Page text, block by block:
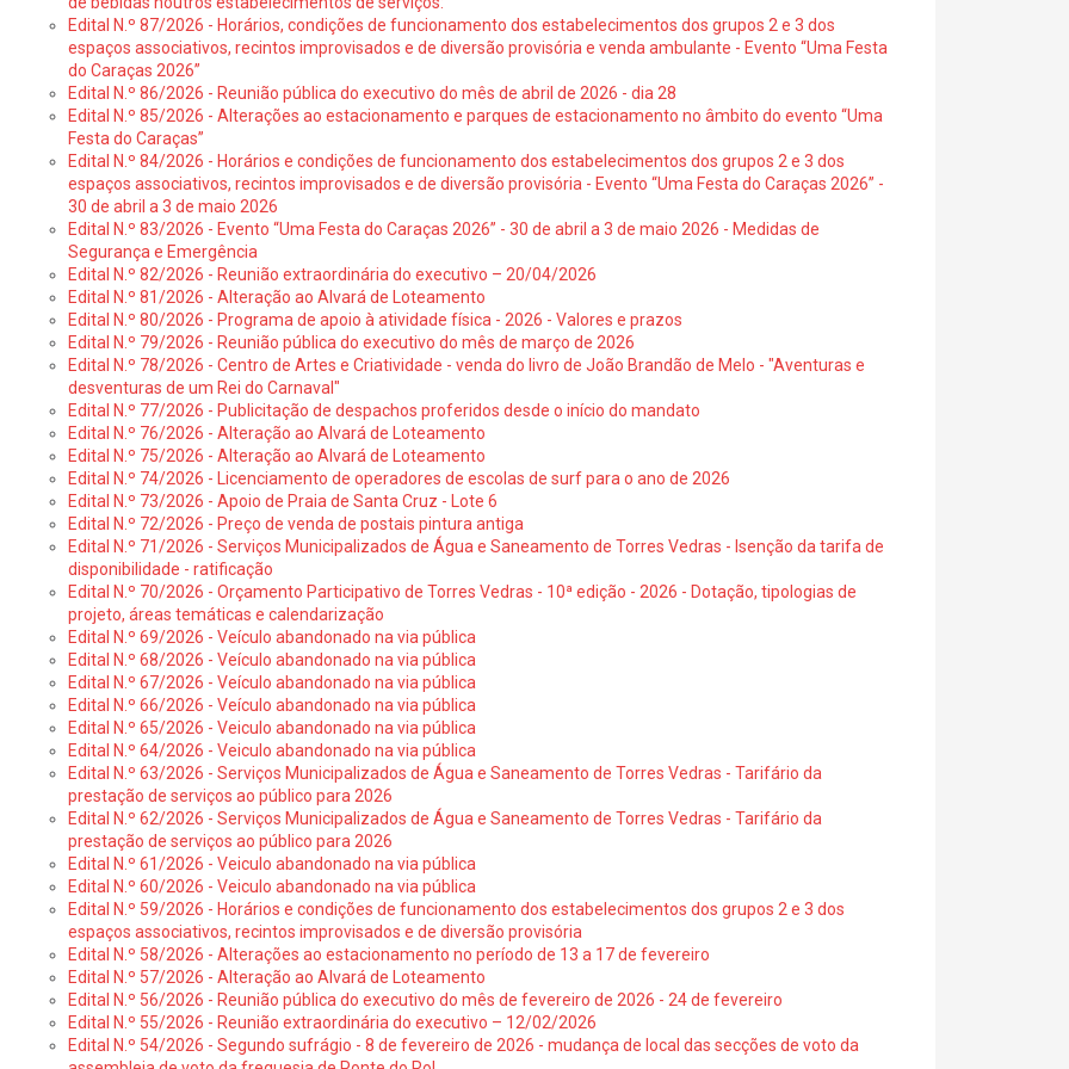
Edital N.º 87/2026 - Horários, condições de funcionamento dos estabelecimentos dos grupos 2 e 3 dos
espaços associativos, recintos improvisados e de diversão provisória e venda ambulante - Evento “Uma Festa
do Caraças 2026”
Edital N.º 86/2026 - Reunião pública do executivo do mês de abril de 2026 - dia 28
Edital N.º 85/2026 - Alterações ao estacionamento e parques de estacionamento no âmbito do evento “Uma
Festa do Caraças”
Edital N.º 84/2026 - Horários e condições de funcionamento dos estabelecimentos dos grupos 2 e 3 dos
espaços associativos, recintos improvisados e de diversão provisória - Evento “Uma Festa do Caraças 2026” -
30 de abril a 3 de maio 2026
Edital N.º 83/2026 - Evento “Uma Festa do Caraças 2026” - 30 de abril a 3 de maio 2026 - Medidas de
Segurança e Emergência
Edital N.º 82/2026 - Reunião extraordinária do executivo – 20/04/2026
Edital N.º 81/2026 - Alteração ao Alvará de Loteamento
Edital N.º 80/2026 - Programa de apoio à atividade física - 2026 - Valores e prazos
Edital N.º 79/2026 - Reunião pública do executivo do mês de março de 2026
Edital N.º 78/2026 - Centro de Artes e Criatividade - venda do livro de João Brandão de Melo - "Aventuras e
desventuras de um Rei do Carnaval"
Edital N.º 77/2026 - Publicitação de despachos proferidos desde o início do mandato
Edital N.º 76/2026 - Alteração ao Alvará de Loteamento
Edital N.º 75/2026 - Alteração ao Alvará de Loteamento
Edital N.º 74/2026 - Licenciamento de operadores de escolas de surf para o ano de 2026
Edital N.º 73/2026 - Apoio de Praia de Santa Cruz - Lote 6
Edital N.º 72/2026 - Preço de venda de postais pintura antiga
Edital N.º 71/2026 - Serviços Municipalizados de Água e Saneamento de Torres Vedras - Isenção da tarifa de
disponibilidade - ratificação
Edital N.º 70/2026 - Orçamento Participativo de Torres Vedras - 10ª edição - 2026 - Dotação, tipologias de
projeto, áreas temáticas e calendarização
Edital N.º 69/2026 - Veículo abandonado na via pública
Edital N.º 68/2026 - Veículo abandonado na via pública
Edital N.º 67/2026 - Veículo abandonado na via pública
Edital N.º 66/2026 - Veículo abandonado na via pública
Edital N.º 65/2026 - Veiculo abandonado na via pública
Edital N.º 64/2026 - Veiculo abandonado na via pública
Edital N.º 63/2026 - Serviços Municipalizados de Água e Saneamento de Torres Vedras - Tarifário da
prestação de serviços ao público para 2026
Edital N.º 62/2026 - Serviços Municipalizados de Água e Saneamento de Torres Vedras - Tarifário da
prestação de serviços ao público para 2026
Edital N.º 61/2026 - Veiculo abandonado na via pública
Edital N.º 60/2026 - Veiculo abandonado na via pública
Edital N.º 59/2026 - Horários e condições de funcionamento dos estabelecimentos dos grupos 2 e 3 dos
espaços associativos, recintos improvisados e de diversão provisória
Edital N.º 58/2026 - Alterações ao estacionamento no período de 13 a 17 de fevereiro
Edital N.º 57/2026 - Alteração ao Alvará de Loteamento
Edital N.º 56/2026 - Reunião pública do executivo do mês de fevereiro de 2026 - 24 de fevereiro
Edital N.º 55/2026 - Reunião extraordinária do executivo – 12/02/2026
Edital N.º 54/2026 - Segundo sufrágio - 8 de fevereiro de 2026 - mudança de local das secções de voto da